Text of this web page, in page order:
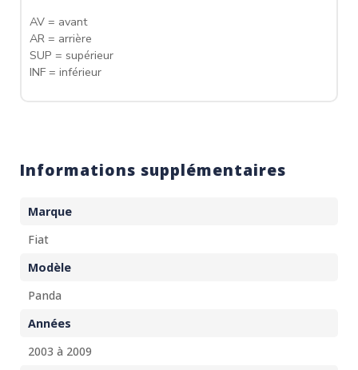
AV = avant
AR = arrière
SUP = supérieur
INF = inférieur
Informations supplémentaires
Marque
Fiat
Modèle
Panda
Années
2003 à 2009